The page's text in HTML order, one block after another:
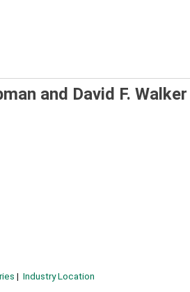
and David F. Walker
Industry Location